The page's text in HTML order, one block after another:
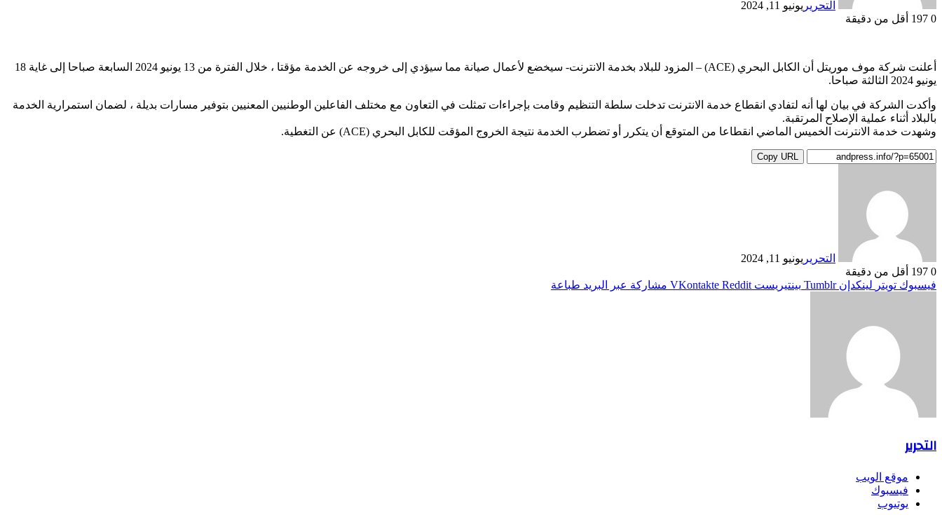
التحرير يونيو 11, 2024
0
أقل من دقيقة
أعلنت شركة موف موريتل أن الكابل البحري (ACE) – المزود للبلاد بخدمة الانترنت- سيخضع لأعمال صيانة مما سيؤدي إلى خروجه عن الخدمة مؤقتا ، خلال الفترة من 13 يونيو 2024 السابعة صباحا إلى غاية 18
يونيو 2024 الثالثة صباحا.
وأكدت الشركة في بيان لها أنه لتفادي انقطاع خدمة الانترنت تدخلت سلطة التنظيم وقامت بإجراءات تمثلت في التعاون مع مختلف الفاعلين الوطنيين المعنيين بتوفير مسارات بديلة ، لضمان استمرارية الخدمة
بالبلاد أثناء عملية الإصلاح المرتقبة.
وشهدت خدمة الانترنت الخميس الماضي انقطاعا من المتوقع أن يتكرر أو تضطرب الخدمة نتيجة الخروج المؤقت للكابل البحري (ACE) عن التغطية.
Copy URL
التحرير يونيو 11, 2024
0
أقل من دقيقة
فيسبوك تويتر لينكدإن بينتيريست مشاركة عبر البريد طباعة
التحرير
موقع الويب
فيسبوك
يوتيوب